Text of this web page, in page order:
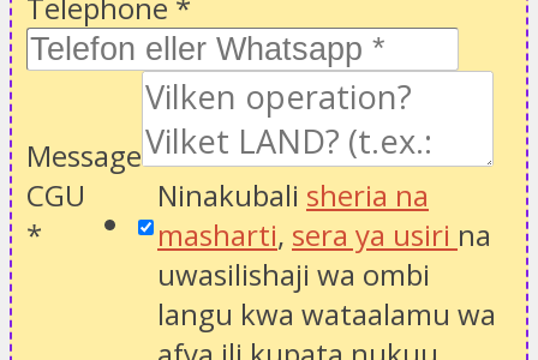
Message
CGU
*
Ninakubali sheria na
masharti, sera ya usiri na
uwasilishaji wa ombi
langu kwa wataalamu wa